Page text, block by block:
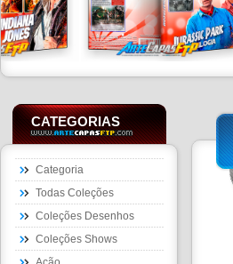
CATEGORIAS
Categoria
Todas Coleções
Coleções Desenhos
Coleções Shows